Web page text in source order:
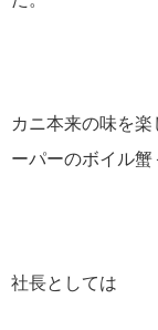
カニ本来の味を
ーパーのボイル蟹
社長としては